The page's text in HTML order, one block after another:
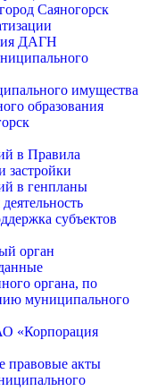
Саяногорск
ДАГН
имущества
образования
в Правила
застройки
в генпланы
субъектов
орган
органа, по
муниципального
«Корпорация
правовые акты